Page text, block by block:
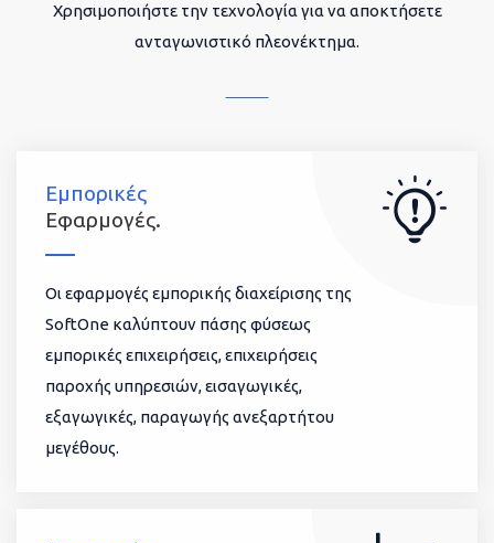
Χρησιμοποιήστε την τεχνολογία για να αποκτήσετε
ανταγωνιστικό πλεονέκτημα.
Εμπορικές
Εφαρμογές.
Οι εφαρμογές εμπορικής διαχείρισης της
SoftOne καλύπτουν πάσης φύσεως
εμπορικές επιχειρήσεις, επιχειρήσεις
παροχής υπηρεσιών, εισαγωγικές,
εξαγωγικές, παραγωγής ανεξαρτήτου
μεγέθους.